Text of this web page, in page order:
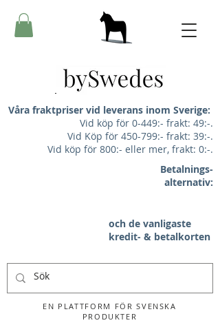
EN PLATTFORM FÖR SVENSKA
PRODUKTER
Våra fraktpriser vid leverans inom Sverige:
Vid köp för 0-449:- frakt: 49:-.
Vid Köp för 450-799:- frakt: 39:-.
Vid köp för 800:- eller mer, frakt: 0:-.
Betalnings-
alternativ:
och de vanligaste
kredit- & betalkorten